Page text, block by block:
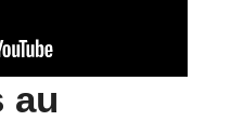
au